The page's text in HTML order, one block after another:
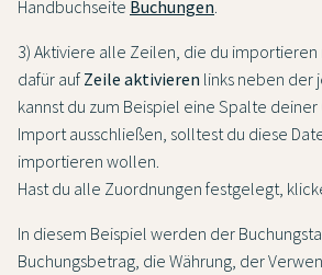
Handbuchseite Buchungen
3) Aktiviere alle Zeilen, die du
dafür auf Zeile aktivieren links neben der
kannst du zum Beispiel eine Spalte deiner
Import ausschließen, solltest du diese
importieren wollen.
Hast du alle Zuordnungen festgelegt,
In diesem Beispiel werden der
Buchungsbetrag, die Währung, der